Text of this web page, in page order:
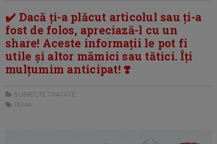
✔️ Dacă ți-a plăcut articolul sau ți-a
fost de folos, apreciază-l cu un
share! Aceste informații le pot fi
utile și altor mămici sau tătici. Îți
mulțumim anticipat! ❣️
SUBIECTE TRATATE:
TEMA: